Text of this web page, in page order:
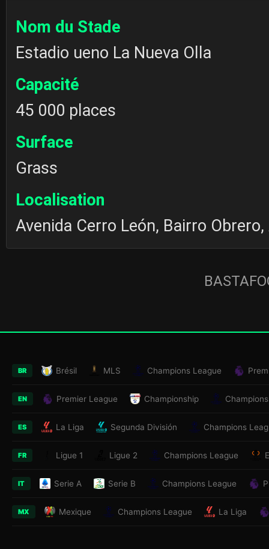
Nom du Stade
Estadio ueno La Nueva Olla
Capacité
45 000 places
Surface
Grass
Localisation
Avenida Cerro León, Bairro
BR Brésil MLS Champions League
EN Premier League Championship
ES La Liga Segunda División Champions
FR Ligue 1 Ligue 2 Champions League
IT Serie A Serie B Champions League
MX Mexique Champions League La Liga